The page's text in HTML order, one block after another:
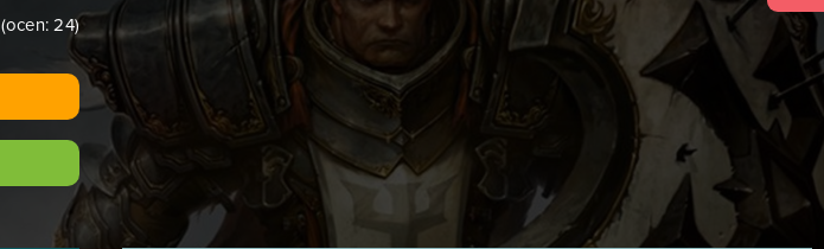
(ocen:24)